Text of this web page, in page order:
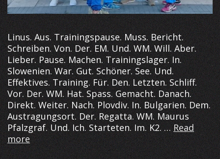
Linus. Aus. Trainingspause. Muss. Bericht.
Schreiben. Von. Der. EM. Und. WM. Will. Aber.
Lieber. Pause. Machen. Trainingslager. In.
Slowenien. War. Gut. Schöner. See. Und.
Effektives. Training. Für. Den. Letzten. Schliff.
Vor. Der. WM. Hat. Spass. Gemacht. Danach.
Direkt. Weiter. Nach. Plovdiv. In. Bulgarien. Dem.
Austragungsort. Der. Regatta. WM. Maurus
Pfalzgraf. Und. Ich. Starteten. Im. K2. …Read
moreKurzer.
Bericht.